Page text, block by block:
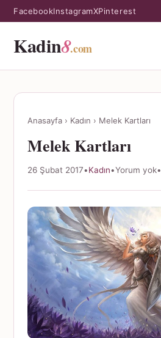
FacebookInstagramXPinterest
Kadin8.com
Anasayfa › Kadın › Melek Kartları
Melek Kartları
26 Şubat 2017•Kadın•Yorum yok•